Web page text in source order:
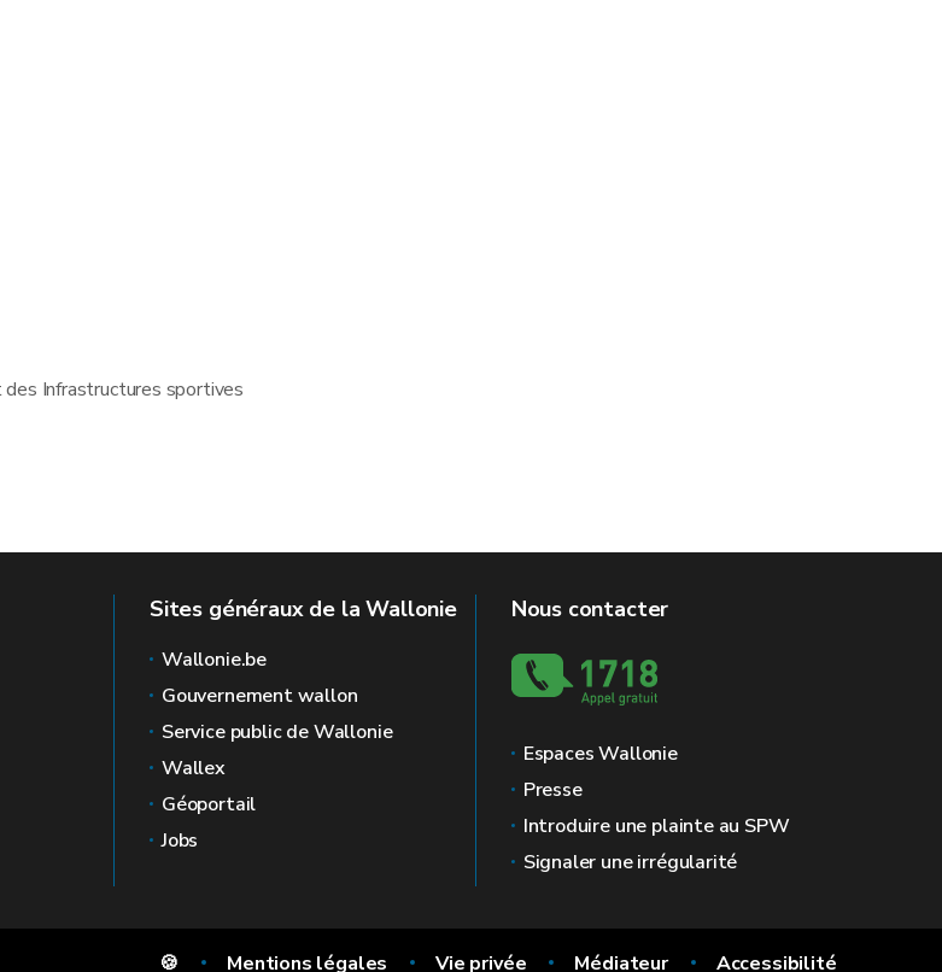
Infrastructures sportives
Sites généraux de la Wallonie
Wallonie.be
Gouvernement wallon
Service public de Wallonie
Wallex
Géoportail
Jobs
Nous contacter
Espaces Wallonie
Presse
Introduire une plainte au SPW
Signaler une irrégularité
🍪 Mentions légales Vie privée Médiateur Accessibilité